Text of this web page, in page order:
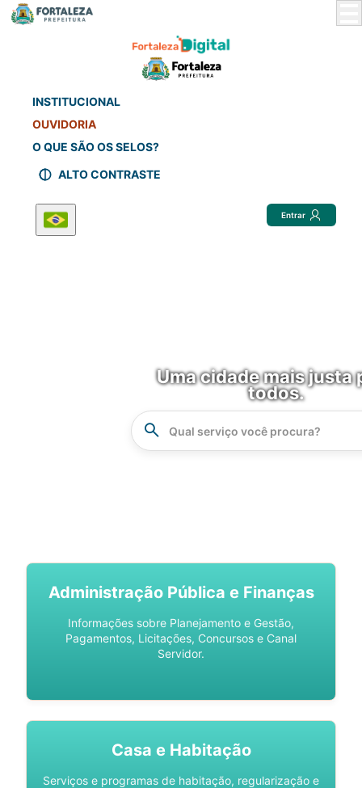
INSTITUCIONAL
OUVIDORIA
O QUE SÃO OS SELOS?
ALTO CONTRASTE
Entrar
Uma cidade mais justa
todos.
Administração Pública e Finanças
Informações sobre Planejamento e Gestão,
Pagamentos, Licitações, Concursos e Canal
Servidor.
Casa e Habitação
Serviços e programas de habitação, regularização e